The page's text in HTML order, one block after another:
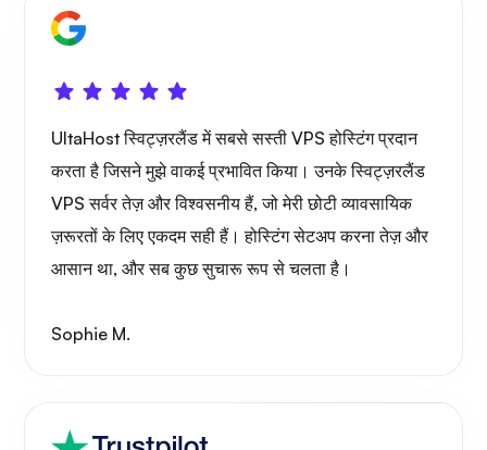
UltaHost स्विट्ज़रलैंड में सबसे सस्ती VPS होस्टिंग प्रदान
करता है जिसने मुझे वाकई प्रभावित किया। उनके स्विट्ज़रलैंड
VPS सर्वर तेज़ और विश्वसनीय हैं, जो मेरी छोटी व्यावसायिक
ज़रूरतों के लिए एकदम सही हैं। होस्टिंग सेटअप करना तेज़ और
आसान था, और सब कुछ सुचारू रूप से चलता है।
Sophie M.